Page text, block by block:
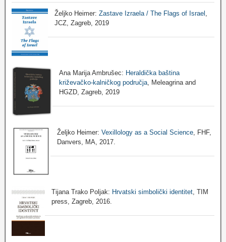
Željko Heimer:Zastave Izraela / The Flags of Israel
JCZ, Zagreb, 2019
Ana Marija Ambrušec: Heraldička baština
križevačko-kalničkog područja, Meleagrina and
HGZD, Zagreb, 2019
Željko Heimer:Vexillology as a Social Science , FHF,
Danvers, MA, 2017.
Tijana Trako Poljak: Hrvatski simbolički identitet , TIM
press, Zagreb, 2016.